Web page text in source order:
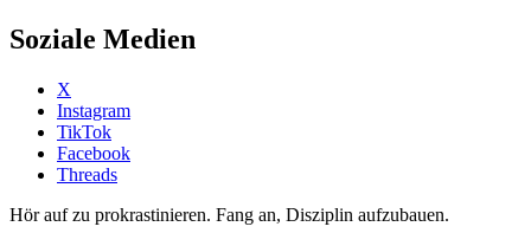
Soziale Medien
X
Instagram
TikTok
Facebook
Threads
Hör auf zu prokrastinieren. Fang an, Disziplin aufzubauen.